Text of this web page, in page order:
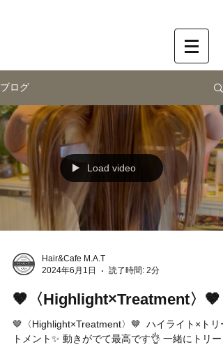
ブログ
Load video
Hair&Cafe M.A.T
2024年6月1日
読了時間: 2分
🤎〈Highlight×Treatment〉🤎
🤎〈Highlight×Treatment〉🤎 ⁡ ハイライト×トリ
トメント✨ 動きがでて最高です👌 一緒にトリー